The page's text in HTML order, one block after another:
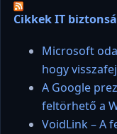
Cikkek IT
Microsoft
hogy
A Google
feltörhető a
VoidLink – A